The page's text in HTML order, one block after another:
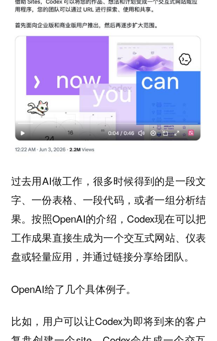
过去用AI做工作，很多时候得到的是一段文
字、一份表格、一段代码，或者一组分析结
果。按照OpenAI的介绍，Codex现在可以把
工作成果直接生成为一个交互式网站、仪表
盘或轻量应用，并通过链接分享给团队。
OpenAI给了几个具体例子。
比如，用户可以让Codex为即将到来的客户